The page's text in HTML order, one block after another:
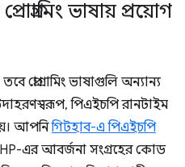
ভাষায় প্রয়োগ
প্রোগ্রামিং ভাষাগুলি অন্যান্য
উদাহরণস্বরূপ, পিএইচপি রানটাইম
আপনিগিটহাব-এ পিএইচপি
এর আবর্জনা সংগ্রহের কোড